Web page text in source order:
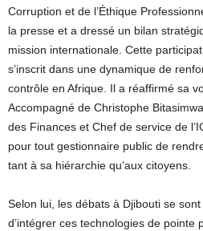
Corruption et de l’Éthique
la presse et a dressé un bilan
mission internationale. Cette
s’inscrit dans une dynamique de
contrôle en Afrique. Il a réaffirmé sa
Accompagné de Christophe
des Finances et Chef de service de
pour tout gestionnaire public de
tant à sa hiérarchie qu’aux citoyens.
Selon lui, les débats à Djibouti se
d’intégrer ces technologies de pointe